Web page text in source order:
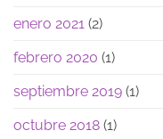
enero 2021 (2)
febrero 2020 (1)
septiembre 2019 (1)
octubre 2018 (1)